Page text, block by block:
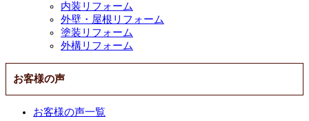
内装リフォーム
外壁・屋根リフォーム
塗装リフォーム
外構リフォーム
お客様の声
お客様の声一覧